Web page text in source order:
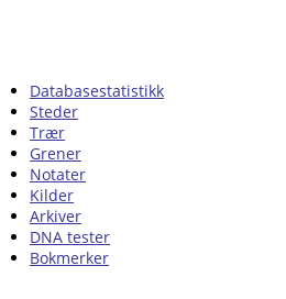
Databasestatistikk
Steder
Trær
Grener
Notater
Kilder
Arkiver
DNA tester
Bokmerker